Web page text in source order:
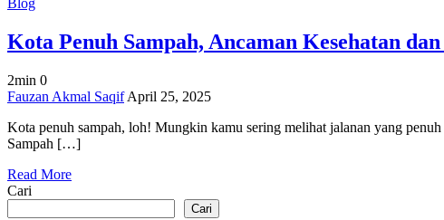
Harus
Blog
Kota Penuh Sampah, Ancaman Kesehatan
2min 0
on
Penuh
Sampah,
Kesehatan
dan
Fauzan Akmal Saqif April 25, 2025
Kota penuh sampah, loh! Mungkin kamu sering melihat jalanan yang
Sampah […]
Read More
Cari
Cari